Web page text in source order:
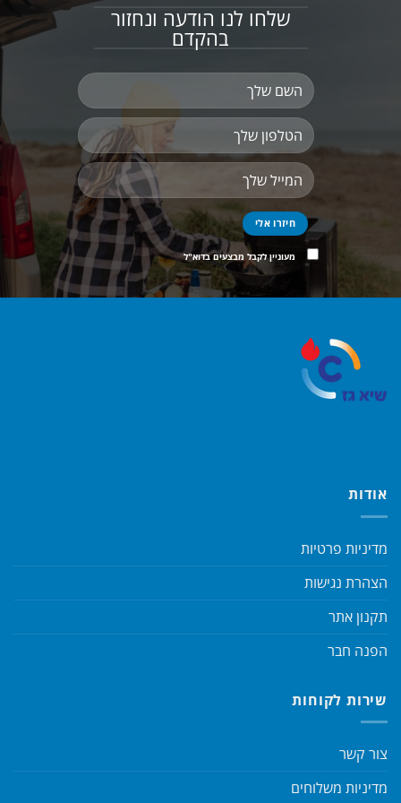
שלחו לנו הודעה ונחזור
בהקדם
מעוניין לקבל מבצעים בדוא"ל
אודות
מדיניות פרטיות
הצהרת נגישות
תקנון אתר
הפנה חבר
שירות לקוחות
צור קשר
מדיניות משלוחים